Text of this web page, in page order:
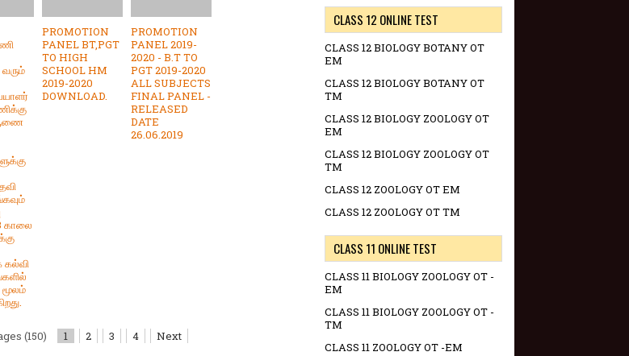
வரும்
காலை
PROMOTION
PANEL BT,PGT
TO HIGH
SCHOOL HM
2019-2020
DOWNLOAD.
PROMOTION
PANEL 2019-
2020 - B.T TO
PGT 2019-2020
ALL SUBJECTS
FINAL PANEL -
RELEASED
DATE
26.06.2019
(150) 1 2 3 4 Next
CLASS 12 ONLINE TEST
CLASS 12 BIOLOGY BOTANY OT
EM
CLASS 12 BIOLOGY BOTANY OT
TM
CLASS 12 BIOLOGY ZOOLOGY OT
EM
CLASS 12 BIOLOGY ZOOLOGY OT
TM
CLASS 12 ZOOLOGY OT EM
CLASS 12 ZOOLOGY OT TM
CLASS 11 ONLINE TEST
CLASS 11 BIOLOGY ZOOLOGY OT -
EM
CLASS 11 BIOLOGY ZOOLOGY OT -
TM
CLASS 11 ZOOLOGY OT -EM